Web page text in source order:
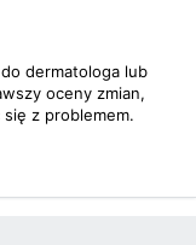
dermatologa lub
oceny zmian,
z problemem.